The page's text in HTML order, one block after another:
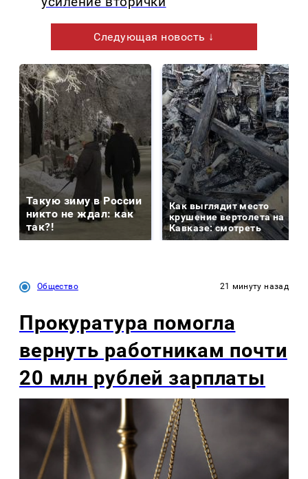
Следующая новость ↓
Такую зиму в России
никто не ждал: как
так?!
Как выглядит место
крушение вертолета на
Кавказе: смотреть
Общество 21 минуту назад
Прокуратура помогла
вернуть работникам почти
20 млн рублей зарплаты